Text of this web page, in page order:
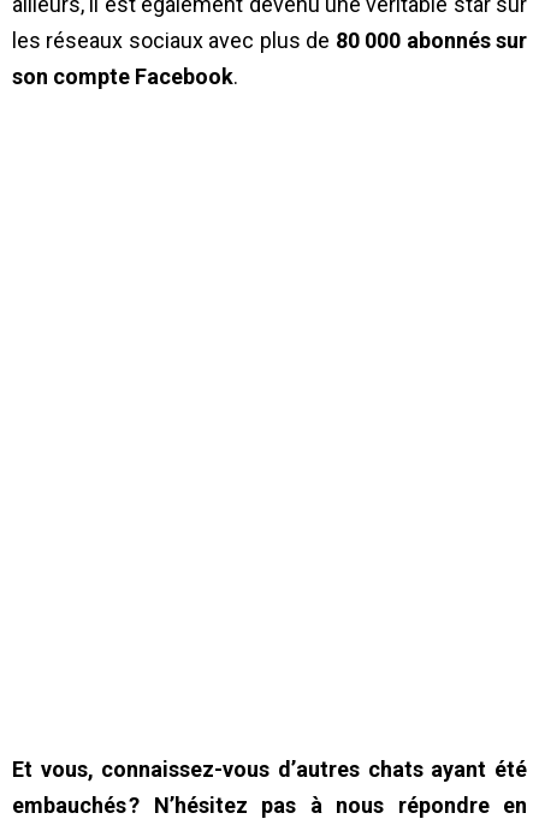
les réseaux sociaux avec plus de 80 000 abonnés sur
son compte Facebook.
Et vous, connaissez-vous d’autres chats ayant été
embauchés ? N’hésitez pas à nous répondre en